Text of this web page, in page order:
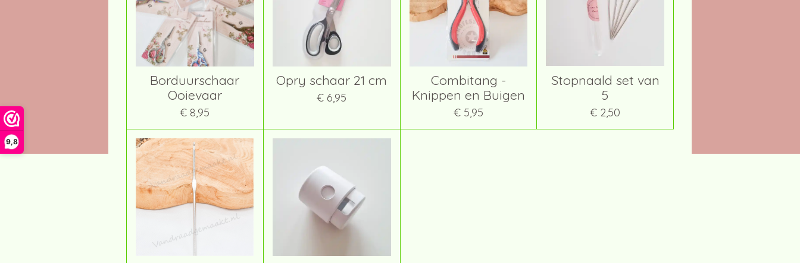
9,8
Borduurschaar
Ooievaar
€ 8,95
Opry schaar 21 cm
€ 6,95
Combitang -
Knippen en Buigen
€ 5,95
Stopnaald set van
5
€ 2,50